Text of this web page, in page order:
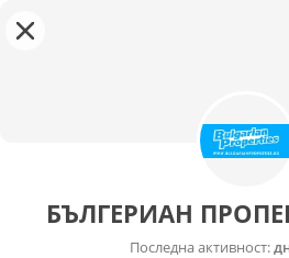
БЪЛГЕРИАН
Последна активност: